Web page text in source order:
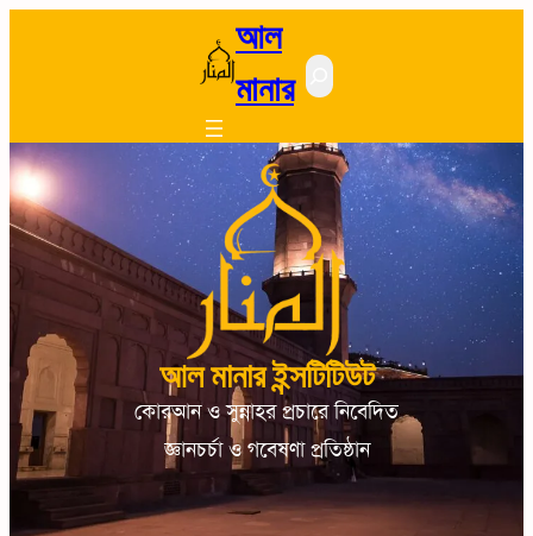
আল
মানার Search
আল মানার ইন্সটিটিউট
কোরআন ও সুন্নাহর প্রচারে নিবেদিত
জ্ঞানচর্চা ও গবেষণা প্রতিষ্ঠান